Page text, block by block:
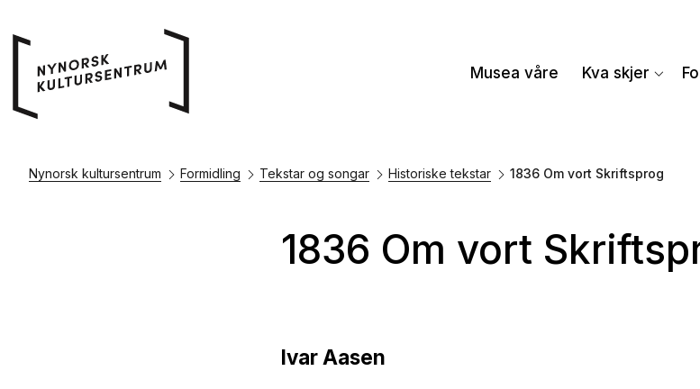
Musea våre Kva skjer
Nynorsk kultursentrum Formidling Tekstar og songar Historiske tekstar 1836 Om vort Skriftsprog
1836 Om vort
Ivar Aasen